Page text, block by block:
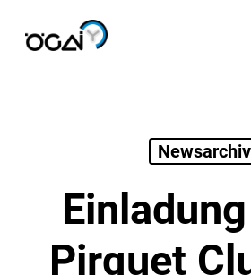
Newsarchiv
Pirquet